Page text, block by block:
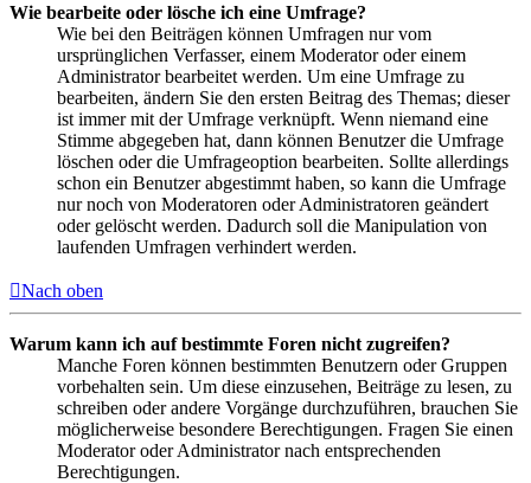
Wie bearbeite oder lösche ich eine Umfrage?
Wie bei den Beiträgen können Umfragen nur vom
ursprünglichen Verfasser, einem Moderator oder einem
Administrator bearbeitet werden. Um eine Umfrage zu
bearbeiten, ändern Sie den ersten Beitrag des Themas; dieser
ist immer mit der Umfrage verknüpft. Wenn niemand eine
Stimme abgegeben hat, dann können Benutzer die Umfrage
löschen oder die Umfrageoption bearbeiten. Sollte allerdings
schon ein Benutzer abgestimmt haben, so kann die Umfrage
nur noch von Moderatoren oder Administratoren geändert
oder gelöscht werden. Dadurch soll die Manipulation von
laufenden Umfragen verhindert werden.
Nach oben
Warum kann ich auf bestimmte Foren nicht zugreifen?
Manche Foren können bestimmten Benutzern oder Gruppen
vorbehalten sein. Um diese einzusehen, Beiträge zu lesen, zu
schreiben oder andere Vorgänge durchzuführen, brauchen Sie
möglicherweise besondere Berechtigungen. Fragen Sie einen
Moderator oder Administrator nach entsprechenden
Berechtigungen.